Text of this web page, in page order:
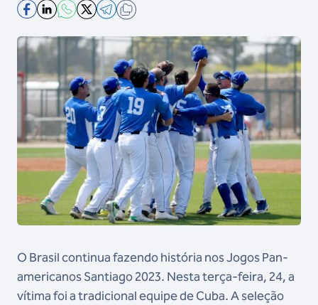
O Brasil continua fazendo história nos Jogos Pan-
americanos Santiago 2023. Nesta terça-feira, 24, a
vítima foi a tradicional equipe de Cuba. A seleção